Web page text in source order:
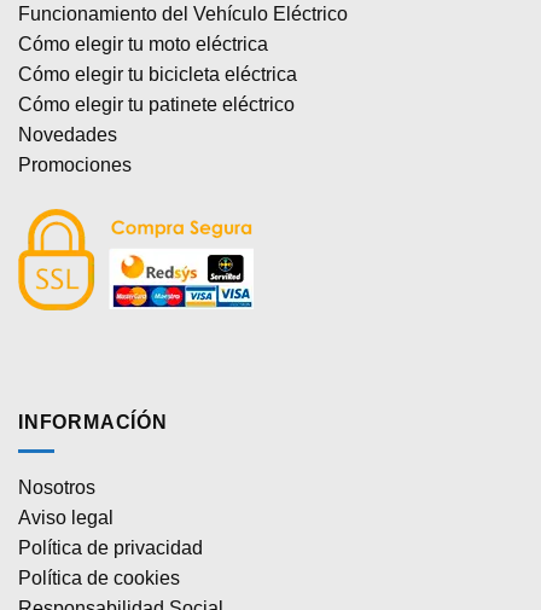
Funcionamiento del Vehículo Eléctrico
Cómo elegir tu moto eléctrica
Cómo elegir tu bicicleta eléctrica
Cómo elegir tu patinete eléctrico
Novedades
Promociones
INFORMACÍÓN
Nosotros
Aviso legal
Política de privacidad
Política de cookies